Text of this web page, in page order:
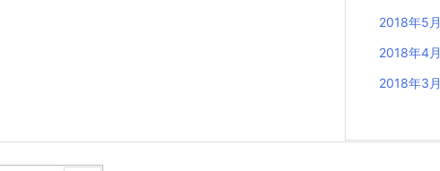
2018年5月
2018年4月
2018年3月